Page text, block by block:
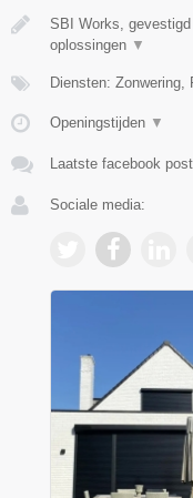
SBI Works,
oplossingen ▼
Diensten: Zonwering,
Openingstijden ▼
Laatste facebook
Sociale media: